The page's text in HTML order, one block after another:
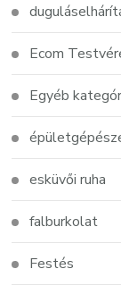
Ecom
Egyéb
esküvői ruha
falburkolat
Festés